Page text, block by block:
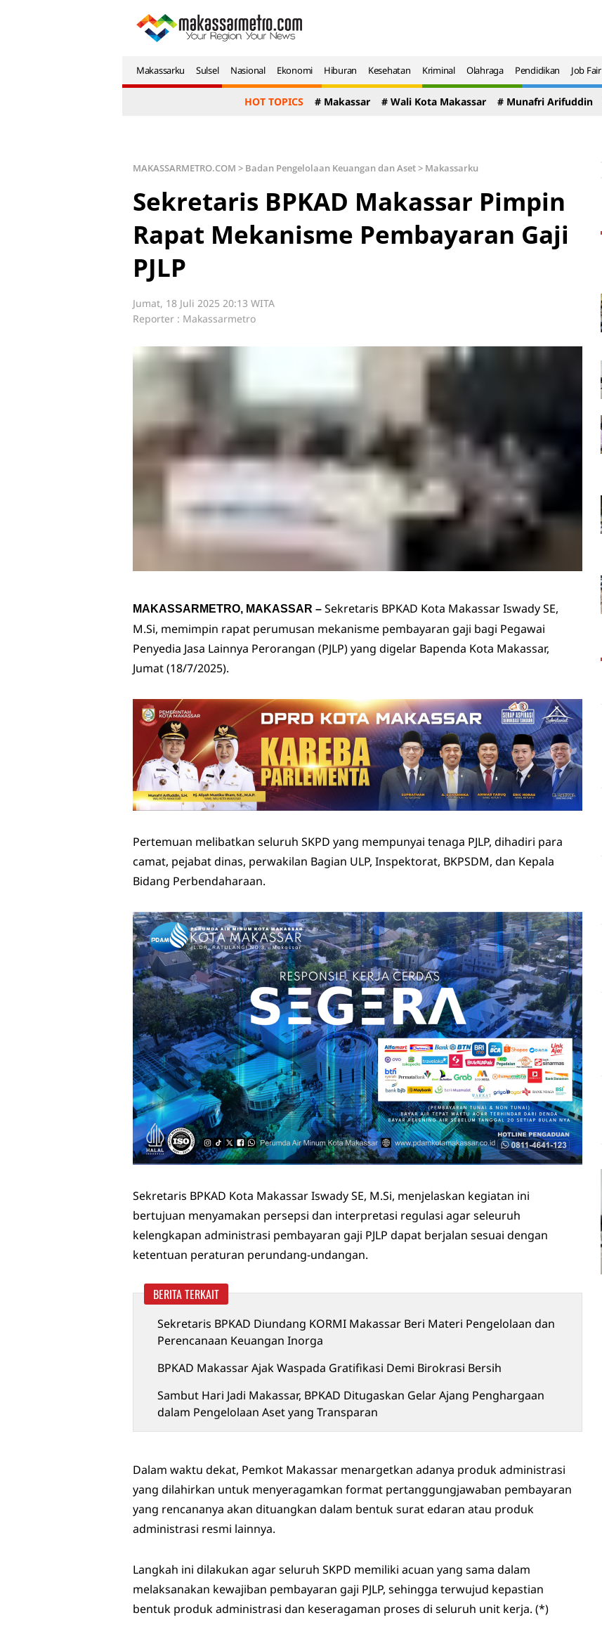
Makassarku Sulsel Nasional Ekonomi Hiburan Kesehatan Kriminal Olahraga Pendidikan Job Fair
HOT TOPICS # Makassar # Wali Kota Makassar # Munafri Arifuddin
MAKASSARMETRO.COM > Badan Pengelolaan Keuangan dan Aset> Makassarku
Sekretaris BPKAD Makassar Pimpin
Rapat Mekanisme Pembayaran Gaji
PJLP
Jumat, 18 Juli 2025 20:13 WITA
Reporter : Makassarmetro
MAKASSARMETRO, MAKASSAR – Sekretaris BPKAD Kota Makassar Iswady SE,
M.Si, memimpin rapat perumusan mekanisme pembayaran gaji bagi Pegawai
Penyedia Jasa Lainnya Perorangan (PJLP) yang digelar Bapenda Kota Makassar,
Jumat (18/7/2025).
Pertemuan melibatkan seluruh SKPD yang mempunyai tenaga PJLP, dihadiri para
camat, pejabat dinas, perwakilan Bagian ULP, Inspektorat, BKPSDM, dan Kepala
Bidang Perbendaharaan.
Sekretaris BPKAD Kota Makassar Iswady SE, M.Si, menjelaskan kegiatan ini
bertujuan menyamakan persepsi dan interpretasi regulasi agar seleuruh
kelengkapan administrasi pembayaran gaji PJLP dapat berjalan sesuai dengan
ketentuan peraturan perundang-undangan.
BERITA TERKAIT
Sekretaris BPKAD Diundang KORMI Makassar Beri Materi Pengelolaan dan
Perencanaan Keuangan Inorga
BPKAD Makassar Ajak Waspada Gratifikasi Demi Birokrasi Bersih
Sambut Hari Jadi Makassar, BPKAD Ditugaskan Gelar Ajang Penghargaan
dalam Pengelolaan Aset yang Transparan
Dalam waktu dekat, Pemkot Makassar menargetkan adanya produk administrasi
yang dilahirkan untuk menyeragamkan format pertanggungjawaban pembayaran
yang rencananya akan dituangkan dalam bentuk surat edaran atau produk
administrasi resmi lainnya.
Langkah ini dilakukan agar seluruh SKPD memiliki acuan yang sama dalam
melaksanakan kewajiban pembayaran gaji PJLP, sehingga terwujud kepastian
bentuk produk administrasi dan keseragaman proses di seluruh unit kerja. (*)